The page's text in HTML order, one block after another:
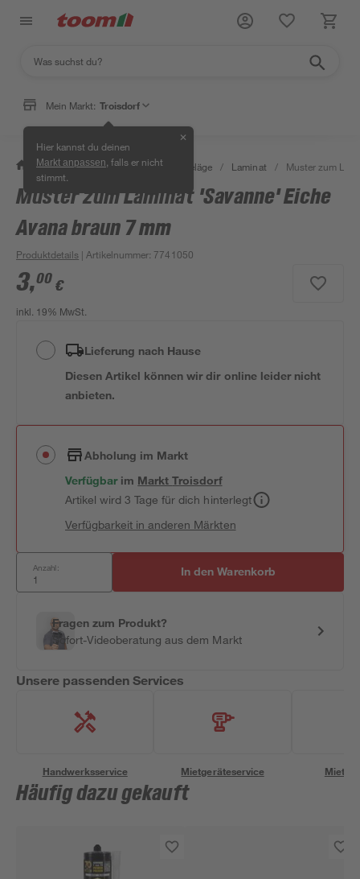
Mein Markt: Troisdorf
Hier kannst du deinen
Markt anpassen , falls er nicht
stimmt.
✕
/ Bauen & Renovieren / Bodenbeläge / Laminat / Muster zum
Muster zum Laminat 'Savanne' Eiche
Avana braun 7 mm
Produktdetails | Artikelnummer: 7741050
3,00 €
inkl. 19% MwSt.
Lieferung nach Hause
Diesen Artikel können wir dir online leider nicht
anbieten.
Abholung im Markt
Verfügbar im MarktTroisdorf
Artikel wird 3 Tage für dich hinterlegt
Verfügbarkeit in anderen Märkten
Anzahl: In den Warenkorb
Fragen zum Produkt?
Sofort-Videoberatung aus dem Markt
Unsere passenden Services
Handwerksservice Mietgeräteservice
Häufig dazu gekauft